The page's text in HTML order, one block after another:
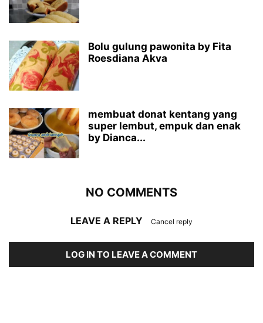
Bolu gulung pawonita by Fita
Roesdiana Akva
membuat donat kentang yang
super lembut, empuk dan enak
by Dianca...
NO COMMENTS
LEAVE A REPLY Cancel reply
LOG IN TO LEAVE A COMMENT